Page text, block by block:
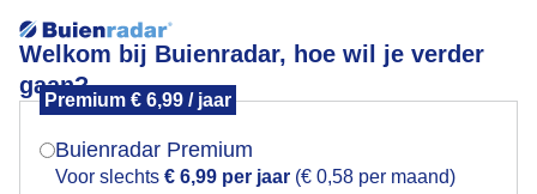
Welkom bij Buienradar, hoe wil je verder
gaan?
Premium € 6,99 / jaar
Buienradar Premium
Voor slechts € 6,99 per jaar (€ 0,58 per maand)
De gewassen doen het goed in Zwitserland.
Mogen we je locatie gebruiken voor het